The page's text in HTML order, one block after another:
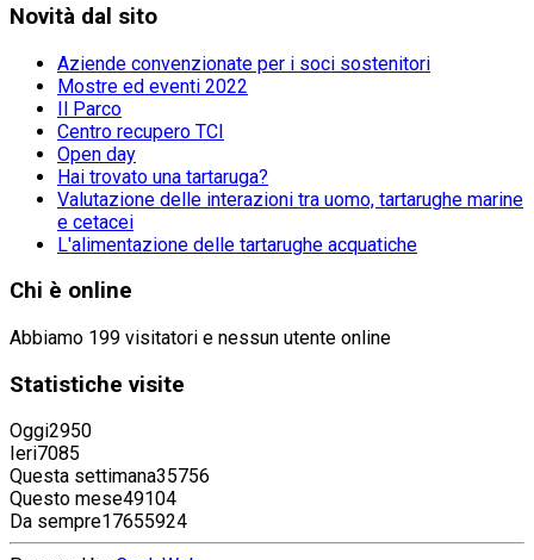
Novità dal sito
Aziende convenzionate per i soci sostenitori
Mostre ed eventi 2022
Il Parco
Centro recupero TCI
Open day
Hai trovato una tartaruga?
Valutazione delle interazioni tra uomo, tartarughe marine
e cetacei
L'alimentazione delle tartarughe acquatiche
Chi è online
Abbiamo 199 visitatori e nessun utente online
Statistiche visite
Oggi2950
Ieri7085
Questa settimana35756
Questo mese49104
Da sempre17655924